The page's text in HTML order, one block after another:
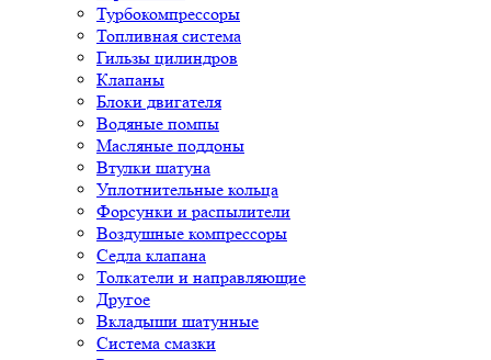
Турбокомпрессоры
Топливная система
Гильзы цилиндров
Клапаны
Блоки двигателя
Водяные помпы
Масляные поддоны
Втулки шатуна
Уплотнительные кольца
Форсунки и распылители
Воздушные компрессоры
Седла клапана
Толкатели и направляющие
Другое
Вкладыши шатунные
Система смазки